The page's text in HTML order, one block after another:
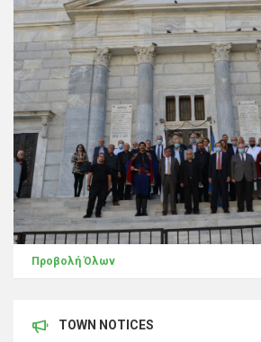
Προβολή Όλων
TOWN NOTICES